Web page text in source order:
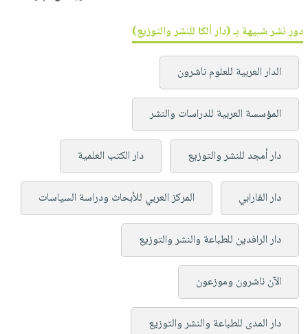
دور نشر شبيهة بـ (دار ألكا للنشر والتوزيع)
الدار العربية للعلوم ناشرون
المؤسسة العربية للدراسات والنشر
دار أمجد للنشر والتوزيع دار الكتب العلمية
دار الفارابي المركز العربي للأبحاث ودراسة السياسات
دار الرافدين للطباعة والنشر والتوزيع
الآن ناشرون وموزعون
دار المدى للطباعة والنشر والتوزيع